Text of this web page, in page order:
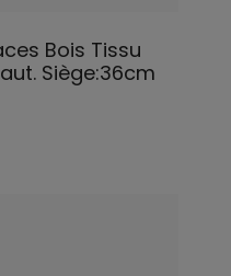
Bois Tissu
Siège:36cm